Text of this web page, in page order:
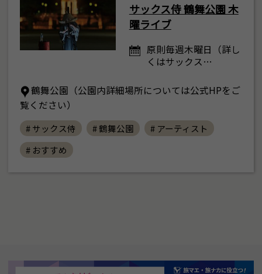
サックス侍 鶴舞公園 木
曜ライブ
原則毎週木曜日（詳し
くはサックス…
鶴舞公園（公園内詳細場所については公式HPをご
覧ください）
# サックス侍 # 鶴舞公園
# アーティスト
# おすすめ